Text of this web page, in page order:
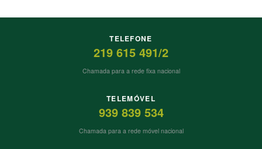
TELEFONE
219 615 491/2
Chamada para a rede fixa nacional
TELEMÓVEL
939 839 534
Chamada para a rede móvel nacional